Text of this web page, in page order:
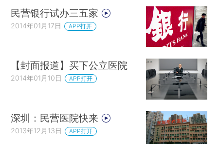
民营银行试办三五家
2014年01月17日 APP打开
【封面报道】买下公立医院
2014年01月10日 APP打开
深圳：民营医院快来
2013年12月13日 APP打开